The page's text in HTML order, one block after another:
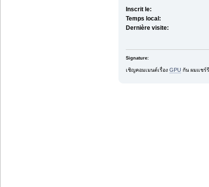
Inscrit le:
Temps local:
Dernière visite:
Signature:
เชิญคอมเมนต์เรื่องGPU กัน ผมแชร์